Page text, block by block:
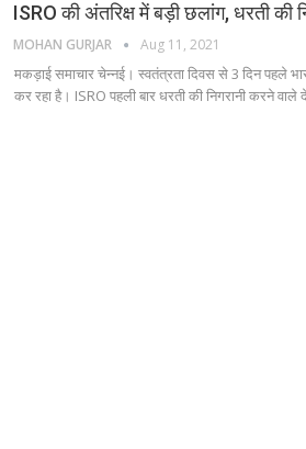
ISRO की अंतरिक्ष में बड़ी छलांग, धरती की
MOHAN GURJAR Aug 11, 2021
मकड़ाई समाचार चेन्नई। स्वतंत्रता दिवस से 3 दिन पहले
कर रहा है। ISRO पहली बार धरती की निगरानी करने